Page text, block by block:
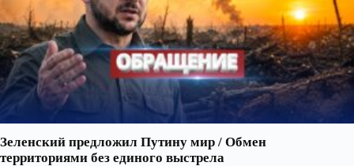
Зеленский предложил Путину мир / Обмен
территориями без единого выстрела